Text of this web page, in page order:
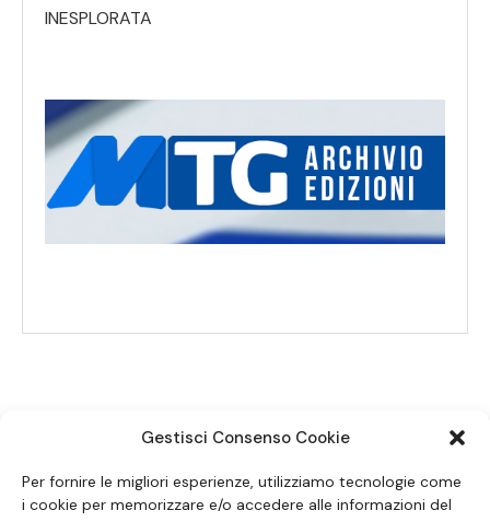
Gestisci Consenso Cookie
Per fornire le migliori esperienze, utilizziamo tecnologie come
i cookie per memorizzare e/o accedere alle informazioni del
INESPLORATA
SEGUICI SUI SOCIAL